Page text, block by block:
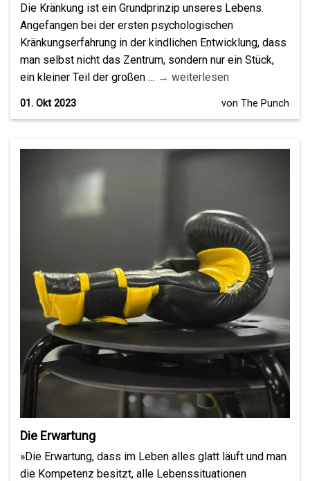
Die Kränkung ist ein Grundprinzip unseres Lebens.
Angefangen bei der ersten psychologischen
Kränkungserfahrung in der kindlichen Entwicklung, dass
man selbst nicht das Zentrum, sondern nur ein Stück,
ein kleiner Teil der großen … → weiterlesen
01. Okt 2023 von The Punch
Die Erwartung
»Die Erwartung, dass im Leben alles glatt läuft und man
die Kompetenz besitzt, alle Lebenssituationen